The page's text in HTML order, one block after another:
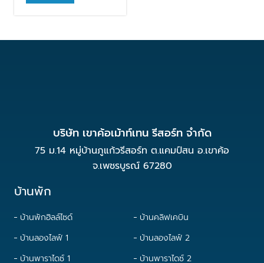
บริษัท เขาค้อเม้าท์เทน รีสอร์ท จำกัด
75 ม.14 หมู่บ้านภูแก้วรีสอร์ท ต.แคมป์สน อ.เขาค้อ
จ.เพชรบูรณ์ 67280
บ้านพัก
บ้านพักฮิลล์ไซด์
บ้านคลิฟเคบิน
บ้านลองไลฟ์ 1
บ้านลองไลฟ์ 2
บ้านพาราไดซ์ 1
บ้านพาราไดซ์ 2